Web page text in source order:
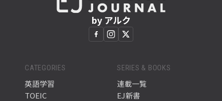
by アルク
CATEGORIES
英語学習
TOEIC
SERIES & BOOKS
連載一覧
EJ新書